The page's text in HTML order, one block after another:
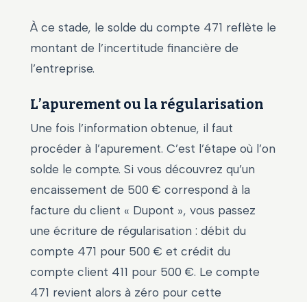
À ce stade, le solde du compte 471 reflète le
montant de l’incertitude financière de
l’entreprise.
L’apurement ou la régularisation
Une fois l’information obtenue, il faut
procéder à l’apurement. C’est l’étape où l’on
solde le compte. Si vous découvrez qu’un
encaissement de 500 € correspond à la
facture du client « Dupont », vous passez
une écriture de régularisation : débit du
compte 471 pour 500 € et crédit du
compte client 411 pour 500 €. Le compte
471 revient alors à zéro pour cette